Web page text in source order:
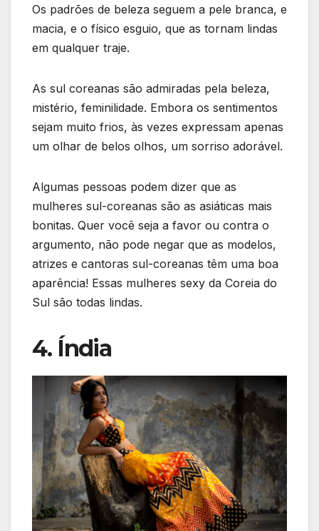
Os padrões de beleza seguem a pele branca, e
macia, e o físico esguio, que as tornam lindas
em qualquer traje.
As sul coreanas são admiradas pela beleza,
mistério, feminilidade. Embora os sentimentos
sejam muito frios, às vezes expressam apenas
um olhar de belos olhos, um sorriso adorável.
Algumas pessoas podem dizer que as
mulheres sul-coreanas são as asiáticas mais
bonitas. Quer você seja a favor ou contra o
argumento, não pode negar que as modelos,
atrizes e cantoras sul-coreanas têm uma boa
aparência! Essas mulheres sexy da Coreia do
Sul são todas lindas.
4. Índia